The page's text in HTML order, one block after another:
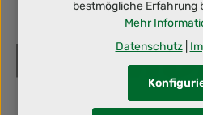
bestmögliche Erfahrung
Mehr
Datenschutz|